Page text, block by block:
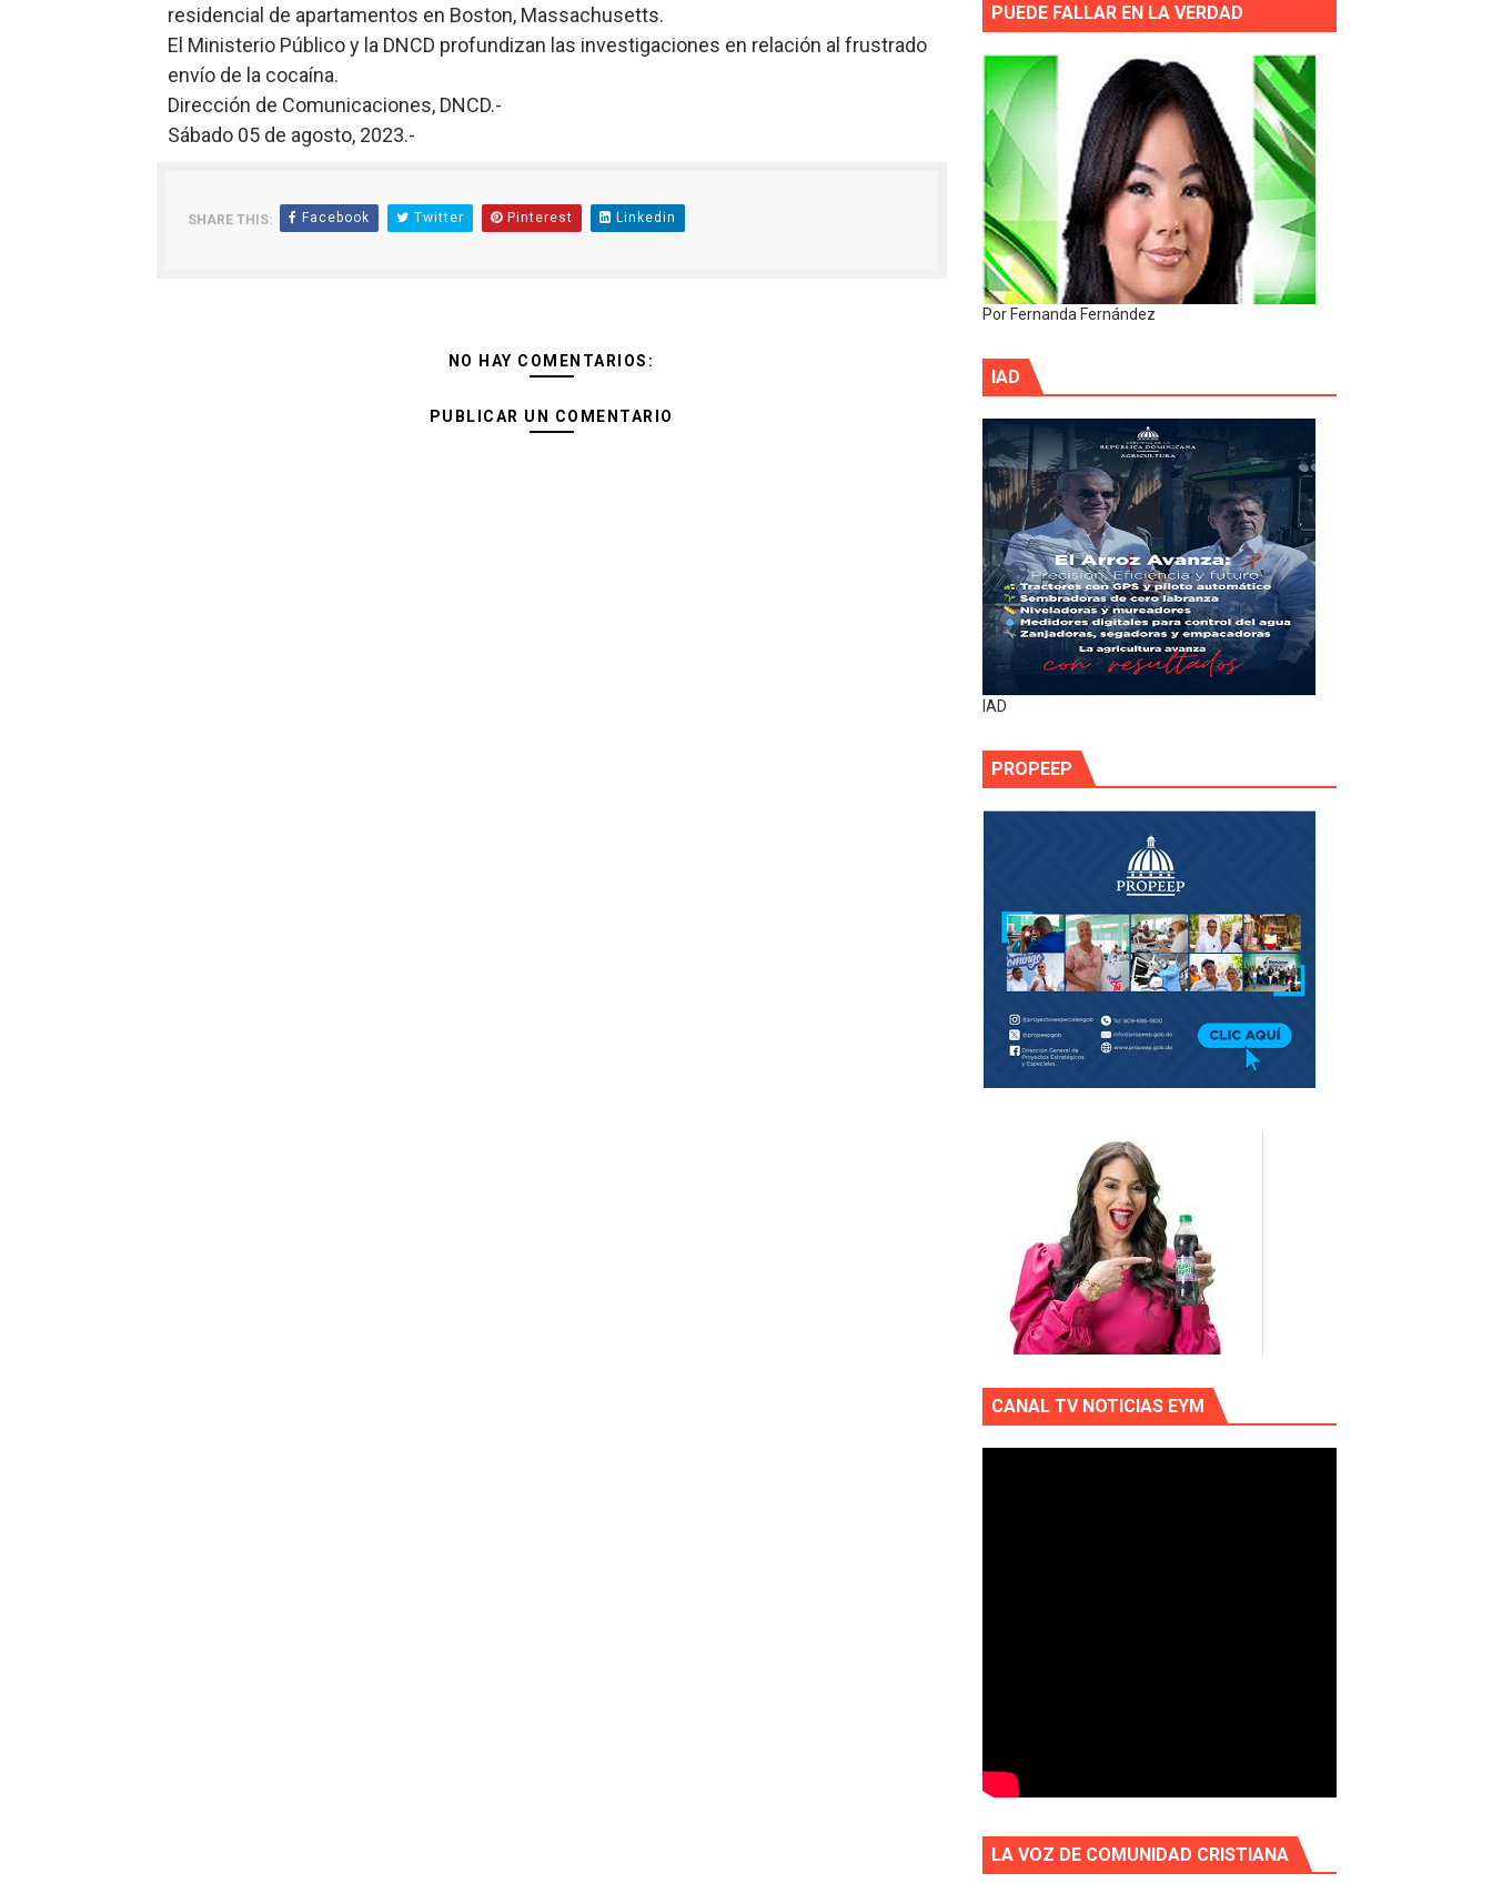
residencial de apartamentos en Boston, Massachusetts.
El Ministerio Público y la DNCD profundizan las investigaciones en relación al frustrado
envío de la cocaína.
Dirección de Comunicaciones, DNCD.-
Sábado 05 de agosto, 2023.-
SHARE THIS: Facebook Twitter Pinterest Linkedin
NO HAY COMENTARIOS:
PUBLICAR UN COMENTARIO
PUEDE FALLAR EN LA VERDAD
Por Fernanda Fernández
IAD
IAD
PROPEEP
CANAL TV NOTICIAS EYM
LA VOZ DE COMUNIDAD CRISTIANA